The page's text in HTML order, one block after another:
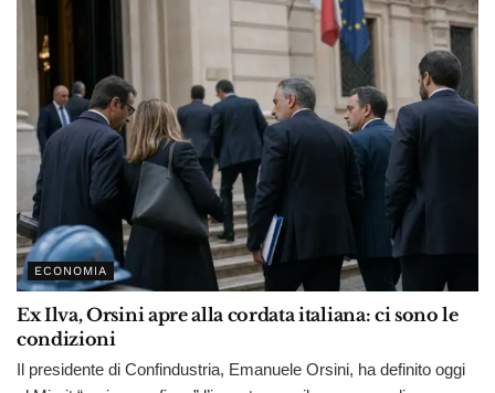
ECONOMIA
Ex Ilva, Orsini apre alla cordata italiana: ci sono le
condizioni
Il presidente di Confindustria, Emanuele Orsini, ha definito oggi